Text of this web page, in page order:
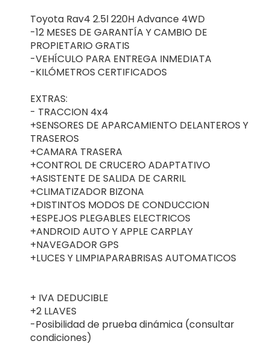
Toyota Rav4 2.5l 220H Advance 4WD
-12 MESES DE GARANTÍA Y CAMBIO DE
PROPIETARIO GRATIS
-VEHÍCULO PARA ENTREGA INMEDIATA
-KILÓMETROS CERTIFICADOS
EXTRAS:
- TRACCION 4x4
+SENSORES DE APARCAMIENTO DELANTEROS Y
TRASEROS
+CAMARA TRASERA
+CONTROL DE CRUCERO ADAPTATIVO
+ASISTENTE DE SALIDA DE CARRIL
+CLIMATIZADOR BIZONA
+DISTINTOS MODOS DE CONDUCCION
+ESPEJOS PLEGABLES ELECTRICOS
+ANDROID AUTO Y APPLE CARPLAY
+NAVEGADOR GPS
+LUCES Y LIMPIAPARABRISAS AUTOMATICOS
+ IVA DEDUCIBLE
+2 LLAVES
-Posibilidad de prueba dinámica (consultar
condiciones)